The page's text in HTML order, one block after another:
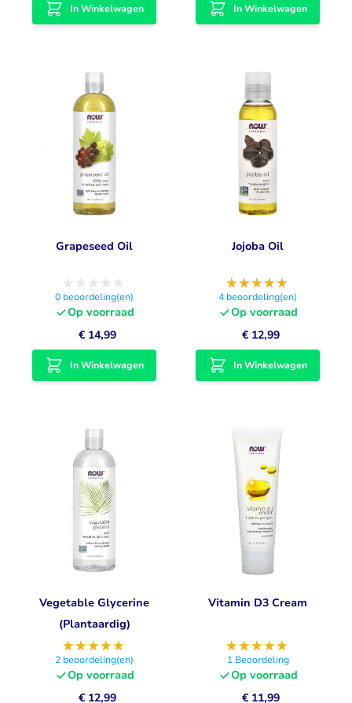
In Winkelwagen In Winkelwagen
Grapeseed Oil
0 beoordeling(en)
Op voorraad
€ 14,99
In Winkelwagen
Jojoba Oil
4 beoordeling(en)
Op voorraad
€ 12,99
In Winkelwagen
Vegetable Glycerine
(Plantaardig)
2 beoordeling(en)
Op voorraad
€ 12,99
Vitamin D3 Cream
1 Beoordeling
Op voorraad
€ 11,99